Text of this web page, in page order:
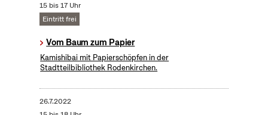
15 bis 17 Uhr
Eintritt frei
Vom Baum zum Papier
Kamishibai mit Papierschöpfen in der
Stadtteilbibliothek Rodenkirchen.
26.7.2022